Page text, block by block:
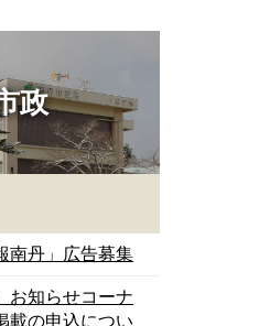
政
南丹」広告募集
お知らせコーナ
載の申込につい